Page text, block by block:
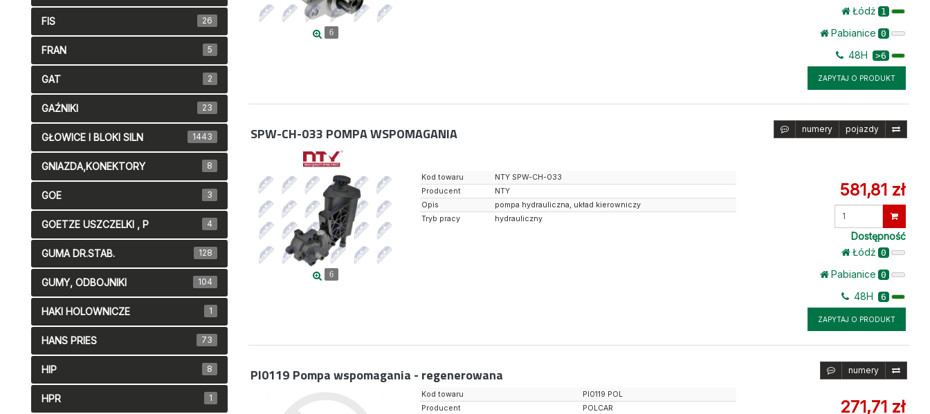
6
Łódż 1
Pabianice 0
48H >6
ZAPYTAJ O PRODUKT
SPW-CH-033 POMPA WSPOMAGANIA numery pojazdy
6
581,81 zł
Wprowadź
Dostępność
Łódż 0
Pabianice 0
48H 6
ZAPYTAJ O PRODUKT
Kod towaru
NTY SPW-CH-033
Producent
NTY
Opis
pompa hydrauliczna, układ kierowniczy
Tryb pracy
hydrauliczny
PI0119 Pompa wspomagania - regenerowana numery
271,71 zł
Kod towaru
PI0119 POL
Producent
POLCAR
FIS 26
FRAN 5
GAT 2
GAŹNIKI 23
GŁOWICE I BLOKI SILN 1443
GNIAZDA,KONEKTORY 8
GOE 3
GOETZE USZCZELKI , P 4
GUMA DR.STAB. 128
GUMY, ODBOJNIKI 104
HAKI HOLOWNICZE 1
HANS PRIES 73
HIP 8
HPR 1